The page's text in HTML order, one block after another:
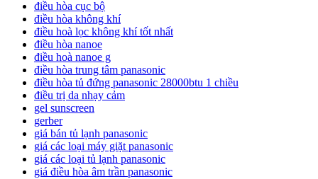
điều hòa cục bộ
điều hòa không khí
điều hoà lọc không khí tốt nhất
điều hòa nanoe
điều hoà nanoe g
điều hòa trung tâm panasonic
điều hòa tủ đứng panasonic 28000btu 1 chiều
điều trị da nhạy cảm
gel sunscreen
gerber
giá bán tủ lạnh panasonic
giá các loại máy giặt panasonic
giá các loại tủ lạnh panasonic
giá điều hòa âm trần panasonic